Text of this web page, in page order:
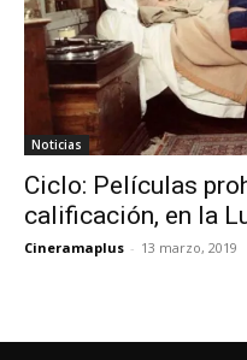
Noticias
Ciclo: Películas
calificación, en la
Cineramaplus - 13 marzo, 2019